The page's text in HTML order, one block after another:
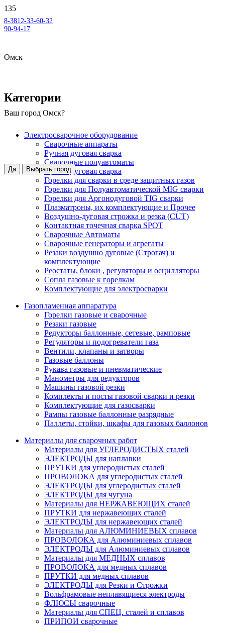
8-3812-33-60-32
90-94-17
Омск
Ваш город Омск?
Да Выбрать город
Категории
Электросварочное оборудование
Сварочные аппараты
Ручная дуговая сварка
Сварочные полуавтоматы
Аргонодуговая сварка
Горелки для сварки в среде защитных газов
Горелки для Полуавтоматической MIG сварки
Горелки для Аргонодуговой TIG сварки
Плазматроны, их комплектующие и Прочее
Воздушно-дуговая строжка и резка (CUT)
Контактная точечная сварка SPOT
Сварочные Автоматы
Сварочные генераторы и агрегаты
Резаки воздушно дуговые (Строгач) и
комплектующие
Реостаты, блоки , регуляторы и осцилляторы
Сопла газовые к горелкам
Комплектующие для электросварки
Газопламенная аппаратура
Горелки газовые и сварочные
Резаки газовые
Редукторы баллонные, сетевые, рамповые
Регуляторы и подогреватели газа
Вентили, клапаны и затворы
Газовые баллоны
Рукава газовые и пневматические
Манометры для редукторов
Машины газовой резки
Комплекты и посты газовой сварки и резки
Комплектующие для газосварки
Рампы газовые баллонные разрядные
Паллеты, стойки, шкафы для газовых баллонов
Материалы для сварочных работ
Материалы для УГЛЕРОДИСТЫХ сталей
ЭЛЕКТРОДЫ для наплавки
ПРУТКИ для углеродистых сталей
ПРОВОЛОКА для углеродистых сталей
ЭЛЕКТРОДЫ для углеродистых сталей
ЭЛЕКТРОДЫ для чугуна
Материалы для НЕРЖАВЕЮЩИХ сталей
ПРУТКИ для нержавеющих сталей
ЭЛЕКТРОДЫ для нержавеющих сталей
Материалы для АЛЮМИНИЕВЫХ сплавов
ПРОВОЛОКА для Алюминиевых сплавов
ЭЛЕКТРОДЫ для Алюминиевых сплавов
Материалы для МЕДНЫХ сплавов
ПРОВОЛОКА для медных сплавов
ПРУТКИ для медных сплавов
ЭЛЕКТРОДЫ для Резки и Строжки
Вольфрамовые неплавящиеся электроды
ФЛЮСЫ сварочные
Материалы для СПЕЦ. сталей и сплавов
ПРИПОИ сварочные